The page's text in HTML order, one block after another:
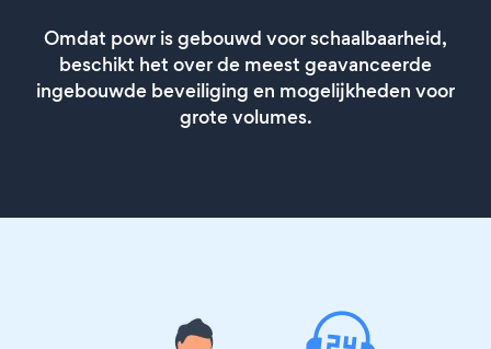
Omdat powr is gebouwd voor schaalbaarheid,
beschikt het over de meest geavanceerde
ingebouwde beveiliging en mogelijkheden voor
grote volumes.